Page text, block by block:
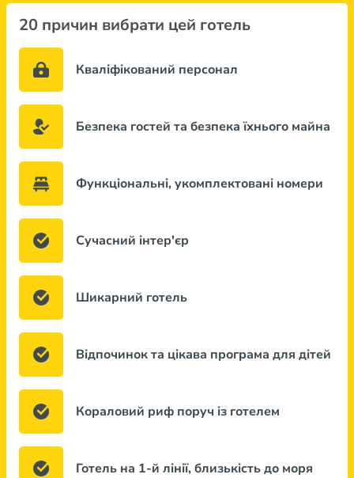
20 причин вибрати цей готель
Кваліфікований персонал
Безпека гостей та безпека їхнього майна
Функціональні, укомплектовані номери
Сучасний інтер'єр
Шикарний готель
Відпочинок та цікава програма для дітей
Кораловий риф поруч із готелем
Готель на 1-й лінії, близькість до моря